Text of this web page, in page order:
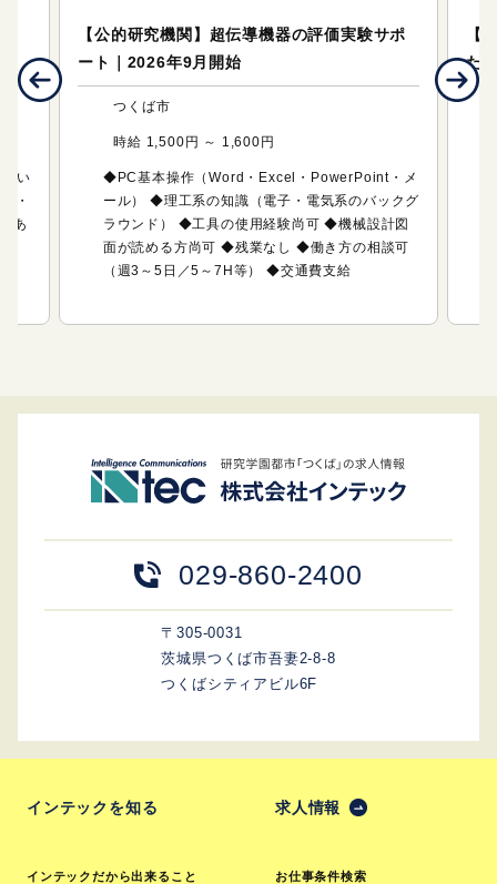
い
・
あ
【公的研究機関】超伝導機器の評価実験サポ
ート｜2026年9月開始
つくば市
時給 1,500円 ～ 1,600円
◆PC基本操作（Word・Excel・PowerPoint・メ
ール） ◆理工系の知識（電子・電気系のバックグ
ラウンド） ◆工具の使用経験尚可 ◆機械設計図
面が読める方尚可 ◆残業なし ◆働き方の相談可
（週3～5日／5～7H等） ◆交通費支給
【
た
029-860-2400
〒305-0031
茨城県つくば市吾妻2-8-8
つくばシティアビル6F
インテックを知る
インテックだから出来ること
求人情報
お仕事条件検索